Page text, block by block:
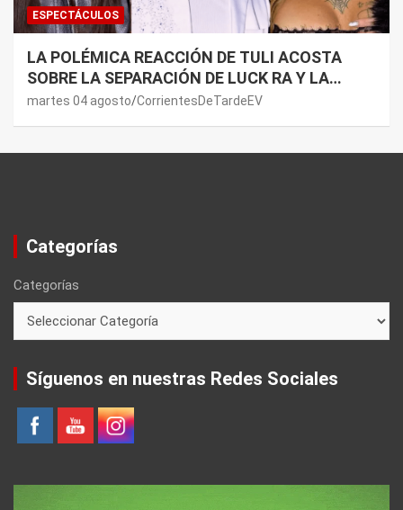
ESPECTÁCULOS
LA POLÉMICA REACCIÓN DE TULI ACOSTA
SOBRE LA SEPARACIÓN DE LUCK RA Y LA
JOAQUI: “¿MI VERDAD?”
martes 04 agosto CorrientesDeTardeEV
Categorías
Categorías
Síguenos en nuestras Redes Sociales